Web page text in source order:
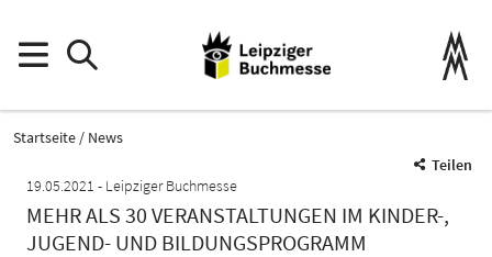
Startseite
News
Teilen
19.05.2021
Leipziger Buchmesse
MEHR ALS 30 VERANSTALTUNGEN IM KINDER-,
JUGEND- UND BILDUNGSPROGRAMM